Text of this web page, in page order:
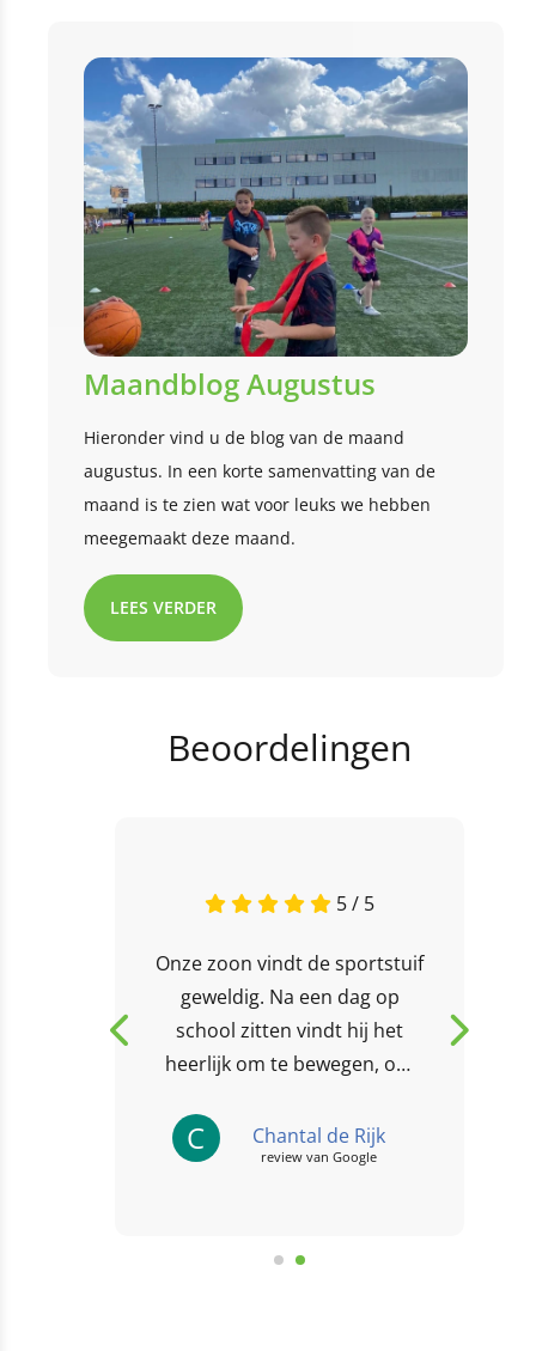
Maandblog Augustus
Hieronder vind u de blog van de maand
augustus. In een korte samenvatting van de
maand is te zien wat voor leuks we hebben
meegemaakt deze maand.
LEES VERDER
Beoordelingen
5 / 5
Onze zoon vindt de sportstuif
geweldig. Na een dag op
school zitten vindt hij het
heerlijk om te bewegen, om
C Chantal de Rijk
review van Google